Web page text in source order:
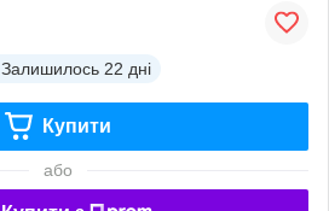
Залишилось 22 дні
Купити
або